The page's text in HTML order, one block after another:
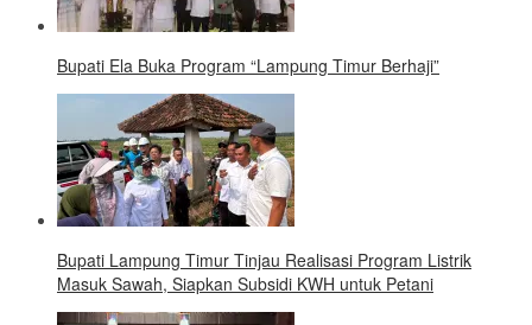
Bupati Ela Buka Program “Lampung Timur Berhaji”
Bupati Lampung Timur Tinjau Realisasi Program Listrik
Masuk Sawah, Siapkan Subsidi KWH untuk Petani